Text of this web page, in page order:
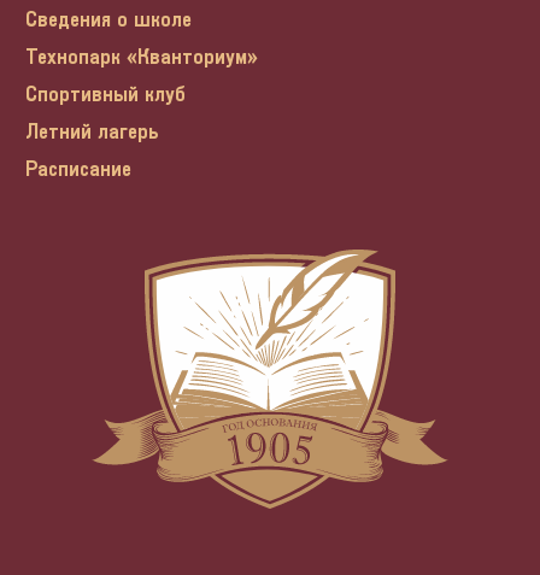
Сведения о школе
Технопарк «Кванториум»
Спортивный клуб
Летний лагерь
Расписание